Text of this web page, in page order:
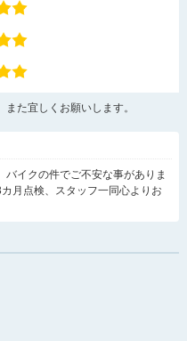
た宜しくお願いします。
イクの件でご不安な事がありま
月点検、スタッフ一同心よりお